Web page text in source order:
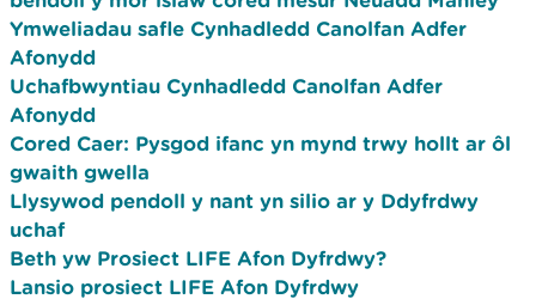
Ymweliadau safle Cynhadledd Canolfan Adfer
Afonydd
Uchafbwyntiau Cynhadledd Canolfan Adfer
Afonydd
Cored Caer: Pysgod ifanc yn mynd trwy hollt ar ôl
gwaith gwella
Llysywod pendoll y nant yn silio ar y Ddyfrdwy
uchaf
Beth yw Prosiect LIFE Afon Dyfrdwy?
Lansio prosiect LIFE Afon Dyfrdwy